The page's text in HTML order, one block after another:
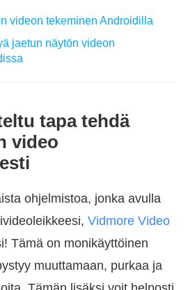
videon tekeminen Androidilla
jaetun näytön videon
tapa tehdä
video
ohjelmistoa, jonka avulla
Vidmore Video
Tämä on monikäyttöinen
muuttamaan, purkaa ja